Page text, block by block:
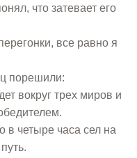
что затевает его
все равно я
порешили:
вокруг трех миров и
в четыре часа сел на